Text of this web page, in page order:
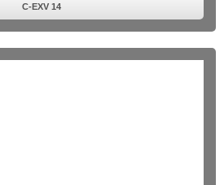
C-EXV 14